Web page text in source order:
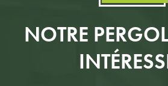
NOTRE